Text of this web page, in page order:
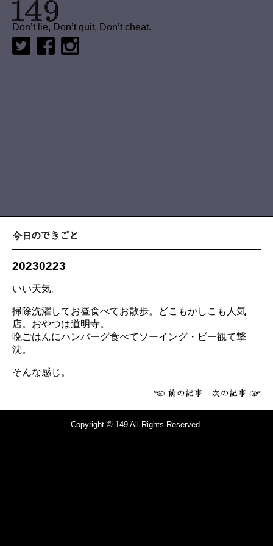
Don’t lie, Don’t quit, Don’t cheat.
20230223
いい天気。
掃除洗濯してお昼食べてお散歩。どこもかしこも人気
店。おやつは道明寺。
晩ごはんにハンバーグ食べてソーイング・ビー観て撃
沈。
そんな感じ。
Copyright © 149 All Rights Reserved.